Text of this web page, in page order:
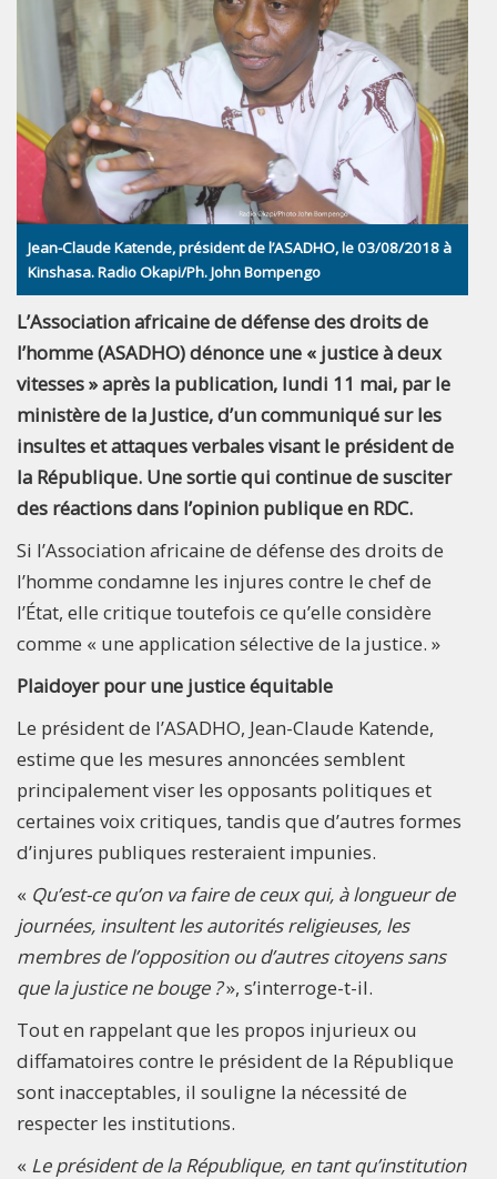
Jean-Claude Katende, président de l’ASADHO, le 03/08/2018 à
Kinshasa. Radio Okapi/Ph. John Bompengo
L’Association africaine de défense des droits de
l’homme (ASADHO) dénonce une « justice à deux
vitesses » après la publication, lundi 11 mai, par le
ministère de la Justice, d’un communiqué sur les
insultes et attaques verbales visant le président de
la République. Une sortie qui continue de susciter
des réactions dans l’opinion publique en RDC.
Si l’Association africaine de défense des droits de
l’homme condamne les injures contre le chef de
l’État, elle critique toutefois ce qu’elle considère
comme « une application sélective de la justice. »
Plaidoyer pour une justice équitable
Le président de l’ASADHO, Jean-Claude Katende,
estime que les mesures annoncées semblent
principalement viser les opposants politiques et
certaines voix critiques, tandis que d’autres formes
d’injures publiques resteraient impunies.
« Qu’est-ce qu’on va faire de ceux qui, à longueur de
journées, insultent les autorités religieuses, les
membres de l’opposition ou d’autres citoyens sans
que la justice ne bouge ?», s’interroge-t-il.
Tout en rappelant que les propos injurieux ou
diffamatoires contre le président de la République
sont inacceptables, il souligne la nécessité de
respecter les institutions.
« Le président de la République, en tant qu’institution